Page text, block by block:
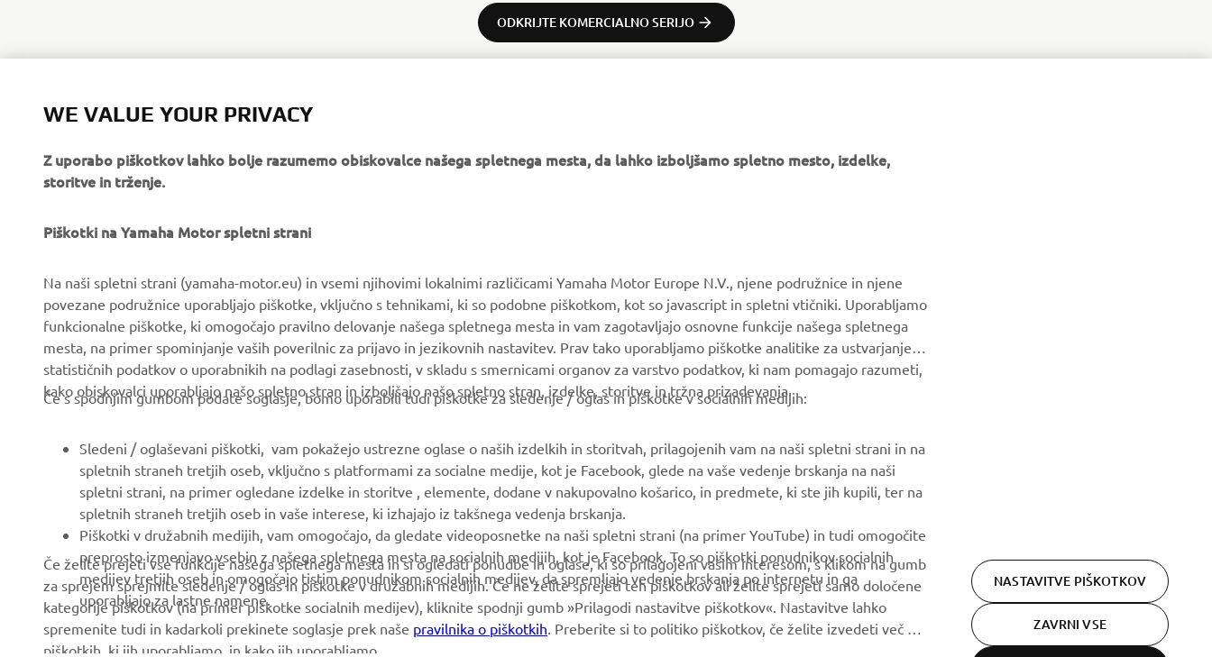
ODKRIJTE KOMERCIALNO SERIJO
PODJETJA
O nas
Press
Brošure
Delo pri Yamahi
Trgovec
Pravilnik o spoštovanju
človekovih pravic
Osnovni pravilnik o
trajnostnosti
Kanal za prijavo
nepravilnosti
Sistemi eBike
Igrišča za golf
Prvi odzivi
Avtošole
Robotics
Tehničke informacije za
novisne trgovce
Yamalube Safety Data
Sheets
Yamaha Motor Global
Prodajalci Yamaha
Ravnanju z odpadnimi
baterijami
Preberite našo Politiko zasebnosti, da izveste, kako
obdelujemo vaše osebne podatke:
WE VALUE YOUR PRIVACY
Z uporabo piškotkov lahko bolje razumemo obiskovalce našega spletnega mesta, da lahko izboljšamo spletno mesto, izdelke,
storitve in trženje.
Piškotki na Yamaha Motor spletni strani
Na naši spletni strani (yamaha-motor.eu) in vsemi njihovimi lokalnimi različicami Yamaha Motor Europe N.V., njene podružnice in njene
povezane podružnice uporabljajo piškotke, vključno s tehnikami, ki so podobne piškotkom, kot so javascript in spletni vtičniki. Uporabljamo
funkcionalne piškotke, ki omogočajo pravilno delovanje našega spletnega mesta in vam zagotavljajo osnovne funkcije našega spletnega
mesta, na primer spominjanje vaših poverilnic za prijavo in jezikovnih nastavitev. Prav tako uporabljamo piškotke analitike za ustvarjanje
statističnih podatkov o uporabnikih na podlagi zasebnosti, v skladu s smernicami organov za varstvo podatkov, ki nam pomagajo razumeti,
kako obiskovalci uporabljajo našo spletno stran in izboljšajo našo spletno stran, izdelke, storitve in tržna prizadevanja.
Če s spodnjim gumbom podate soglasje, bomo uporabili tudi piškotke za sledenje / oglas in piškotke v socialnih medijih:
Sledeni / oglaševani piškotki, vam pokažejo ustrezne oglase o naših izdelkih in storitvah, prilagojenih vam na naši spletni strani in na
spletnih straneh tretjih oseb, vključno s platformami za socialne medije, kot je Facebook, glede na vaše vedenje brskanja na naši
spletni strani, na primer ogledane izdelke in storitve , elemente, dodane v nakupovalno košarico, in predmete, ki ste jih kupili, ter na
spletnih straneh tretjih oseb in vaše interese, ki izhajajo iz takšnega vedenja brskanja.
Piškotki v družabnih medijih, vam omogočajo, da gledate videoposnetke na naši spletni strani (na primer YouTube) in tudi omogočite
preprosto izmenjavo vsebin z našega spletnega mesta na socialnih medijih, kot je Facebook. To so piškotki ponudnikov socialnih
medijev tretjih oseb in omogočajo tistim ponudnikom socialnih medijev, da spremljajo vedenje brskanja po internetu in ga
uporabljajo za lastne namene.
Če želite prejeti vse funkcije našega spletnega mesta in si ogledati ponudbe in oglase, ki so prilagojeni vašim interesom, s klikom na gumb
za sprejem sprejmite sledenje / oglas in piškotke v družabnih medijih. Če ne želite sprejeti teh piškotkov ali želite sprejeti samo določene
kategorije piškotkov (na primer piškotke socialnih medijev), kliknite spodnji gumb »Prilagodi nastavitve piškotkov«. Nastavitve lahko
spremenite tudi in kadarkoli prekinete soglasje prek naše pravilnika o piškotkih. Preberite si to politiko piškotkov, če želite izvedeti več o
piškotkih, ki jih uporabljamo, in kako jih uporabljamo.
NASTAVITVE PIŠKOTKOV
ZAVRNI VSE